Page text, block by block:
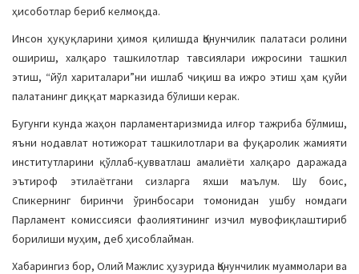
ҳисоботлар бериб келмоқда.
Инсон ҳуқуқларини ҳимоя қилишда Қонунчилик палатаси ролини
ошириш, халқаро ташкилотлар тавсиялари ижросини ташкил
этиш, “йўл хариталари”ни ишлаб чиқиш ва ижро этиш ҳам қуйи
палатанинг диққат марказида бўлиши керак.
Бугунги кунда жаҳон парламентаризмида илғор тажриба бўлмиш,
яъни нодавлат нотижорат ташкилотлари ва фуқаролик жамияти
институтларини қўллаб-қувватлаш амалиёти халқаро даражада
эътироф этилаётгани сизларга яхши маълум. Шу боис,
Спикернинг биринчи ўринбосари томонидан ушбу номдаги
Парламент комиссияси фаолиятининг изчил мувофиқлаштириб
борилиши муҳим, деб ҳисоблайман.
Хабарингиз бор, Олий Мажлис ҳузурида Қонунчилик муаммолари ва